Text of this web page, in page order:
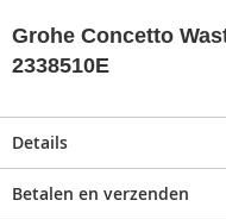
Grohe Concetto
2338510E
Details
Betalen en verzenden